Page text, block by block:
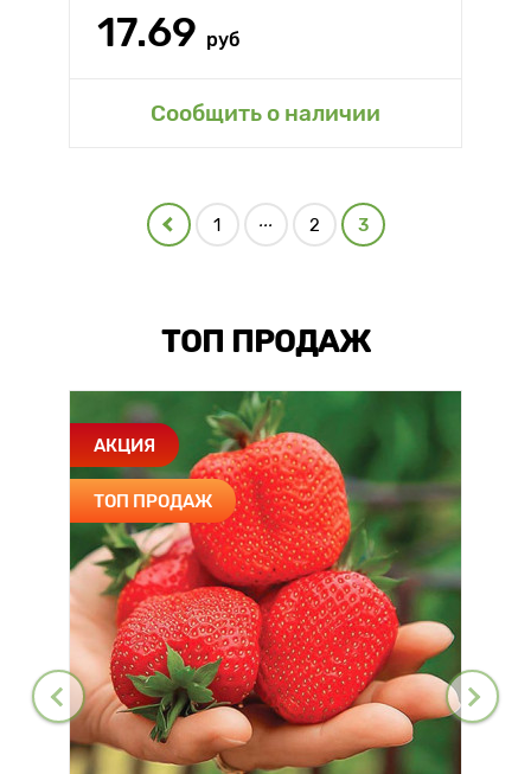
17.69 руб
Сообщить о наличии
1 ... 2 3
ТОП ПРОДАЖ
АКЦИЯ
ТОП ПРОДАЖ